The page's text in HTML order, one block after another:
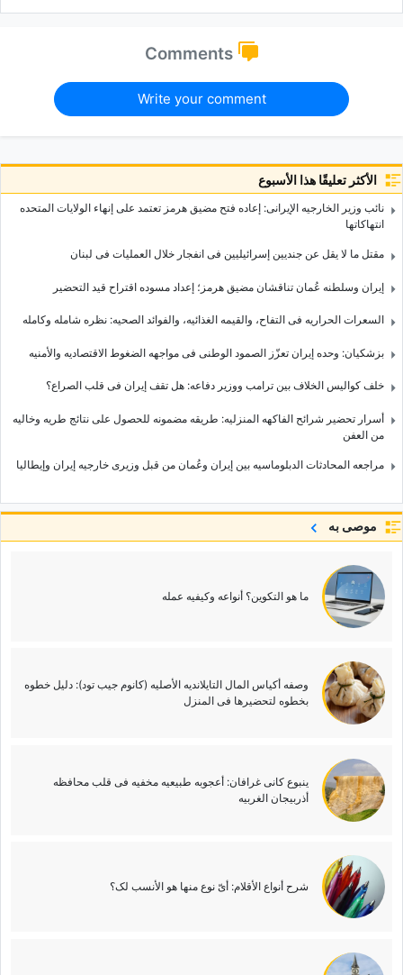
Comments
Write your comment
الأكثر تعليقًا هذا الأسبوع
نائب وزیر الخارجیه الإیرانی: إعاده فتح مضیق هرمز تعتمد على إنهاء الولایات المتحده
انتهاکاتها
مقتل ما لا یقل عن جندیین إسرائیلیین فی انفجار خلال العملیات فی لبنان
إیران وسلطنه عُمان تناقشان مضیق هرمز؛ إعداد مسوده اقتراح قید التحضیر
السعرات الحراریه فی التفاح، والقیمه الغذائیه، والفوائد الصحیه: نظره شامله وکامله
بزشکیان: وحده إیران تعزّز الصمود الوطنی فی مواجهه الضغوط الاقتصادیه والأمنیه
خلف کوالیس الخلاف بین ترامب ووزیر دفاعه: هل تقف إیران فی قلب الصراع؟
أسرار تحضیر شرائح الفاکهه المنزلیه: طریقه مضمونه للحصول على نتائج طریه وخالیه
من العفن
مراجعه المحادثات الدبلوماسیه بین إیران وعُمان من قبل وزیری خارجیه إیران وإیطالیا
موصى به
ما هو التکوین؟ أنواعه وکیفیه عمله
وصفه أکیاس المال التایلاندیه الأصلیه (کانوم جیب تود): دلیل خطوه
بخطوه لتحضیرها فی المنزل
ینبوع کانی غرافان: أعجوبه طبیعیه مخفیه فی قلب محافظه
أذربیجان الغربیه
شرح أنواع الأقلام: أیّ نوع منها هو الأنسب لک؟